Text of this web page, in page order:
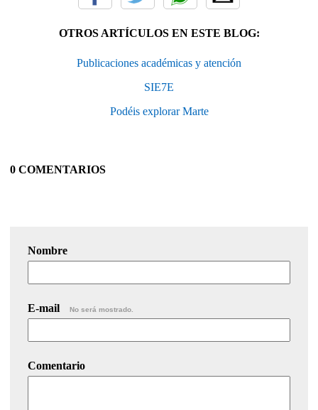
OTROS ARTÍCULOS EN ESTE BLOG:
Publicaciones académicas y atención
SIE7E
Podéis explorar Marte
0 COMENTARIOS
Nombre
E-mail No será mostrado.
Comentario